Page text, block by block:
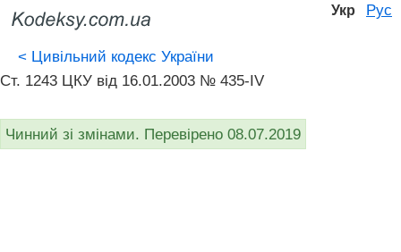
Укр Рус
< Цивільний кодекс України
Ст. 1243 ЦКУ від 16.01.2003 № 435-IV
Чинний зі змінами. Перевірено 08.07.2019